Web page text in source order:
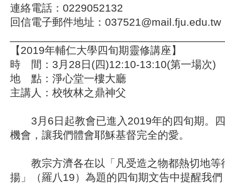
連絡電話：0229052132
回信電子郵件地址：037521@mail.fju.edu.tw
【2019年輔仁大學四旬期靈修講座】
時 間：3月28日(四)12:10-13:10(第一場次)
地 點：淨心堂一樓大廳
主講人：校牧林之鼎神父
3月6日起教會已進入2019年的四旬期。四
機會，讓我們體會耶穌基督完全的愛。
教宗方濟各在以「凡受造之物都熱切地等
揚」（羅八19）為題的四旬期文告中提醒我